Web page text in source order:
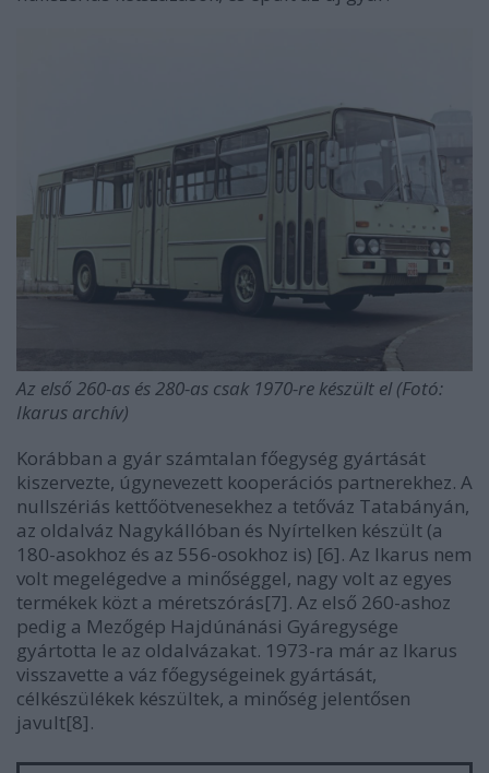
Az első 260-as és 280-as csak 1970-re készült el (Fotó:
Ikarus archív)
Korábban a gyár számtalan főegység gyártását
kiszervezte, úgynevezett kooperációs partnerekhez. A
nullszériás kettőötvenesekhez a tetőváz Tatabányán,
az oldalváz Nagykállóban és Nyírtelken készült (a
180-asokhoz és az 556-osokhoz is) [6]. Az Ikarus nem
volt megelégedve a minőséggel, nagy volt az egyes
termékek közt a méretszórás[7]. Az első 260-ashoz
pedig a Mezőgép Hajdúnánási Gyáregysége
gyártotta le az oldalvázakat. 1973-ra már az Ikarus
visszavette a váz főegységeinek gyártását,
célkészülékek készültek, a minőség jelentősen
javult[8].